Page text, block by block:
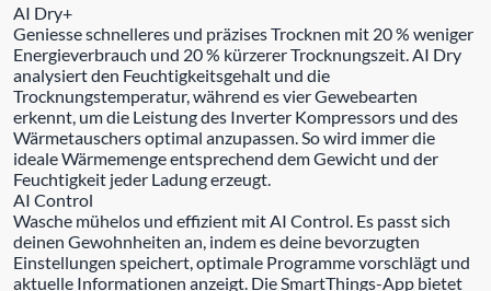
AI Dry+
Geniesse schnelleres und präzises Trocknen mit 20 % weniger
Energieverbrauch und 20 % kürzerer Trocknungszeit. AI Dry
analysiert den Feuchtigkeitsgehalt und die
Trocknungstemperatur, während es vier Gewebearten
erkennt, um die Leistung des Inverter Kompressors und des
Wärmetauschers optimal anzupassen. So wird immer die
ideale Wärmemenge entsprechend dem Gewicht und der
Feuchtigkeit jeder Ladung erzeugt.
AI Control
Wasche mühelos und effizient mit AI Control. Es passt sich
deinen Gewohnheiten an, indem es deine bevorzugten
Einstellungen speichert, optimale Programme vorschlägt und
aktuelle Informationen anzeigt. Die SmartThings-App bietet